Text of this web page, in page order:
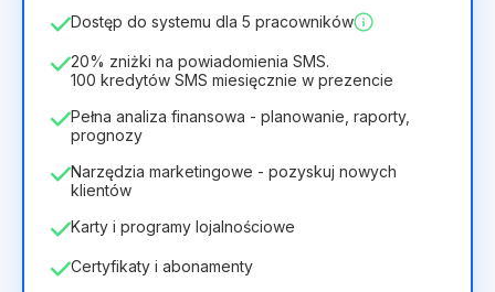
40zł28zł miesiąc
336zł za 12 Months
Dostęp do systemu dla 5 pracowników
20% zniżki na powiadomienia SMS.
100 kredytów SMS miesięcznie w prezencie
Pełna analiza finansowa - planowanie, raporty,
prognozy
Narzędzia marketingowe - pozyskuj nowych
klientów
Karty i programy lojalnościowe
Certyfikaty i abonamenty